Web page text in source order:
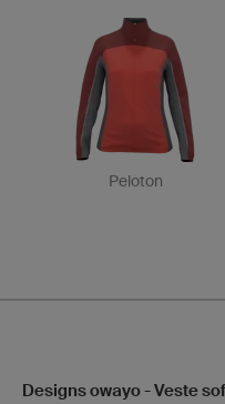
Peloton
Designs owayo - Veste